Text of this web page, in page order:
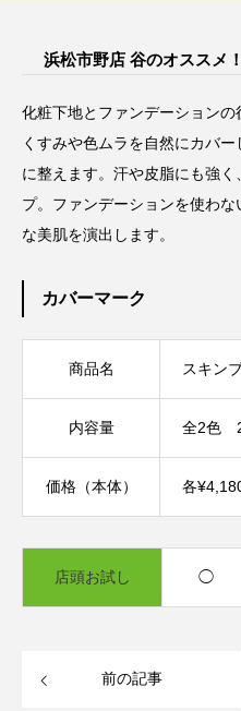
浜松市野店 谷のオススメ！
化粧下地とファンデーションの
くすみや色ムラを自然にカバ
に整えます。汗や皮脂にも強
プ。ファンデーションを使わ
な美肌を演出します。
カバーマーク
商品名 スキン
内容量 全2色
価格（本体） 各
店頭お試し ◯
前の記事